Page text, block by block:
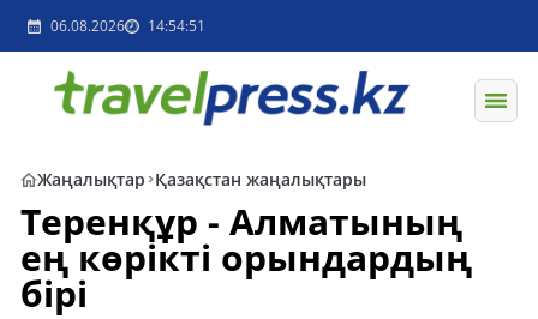
06.08.2026 14:54:51
Жаңалықтар Қазақстан жаңалықтары
Теренқұр - Алматының
ең көрікті орындардың
бірі